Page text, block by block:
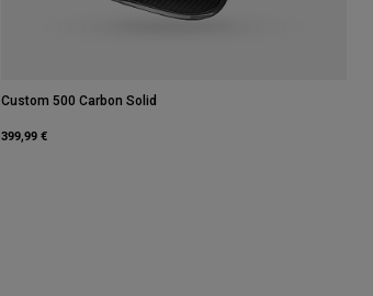
Custom 500 Carbon Solid
399,99 €